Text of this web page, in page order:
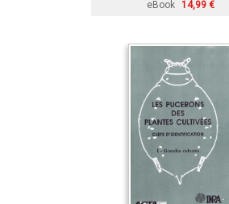
eBook 14,99 €